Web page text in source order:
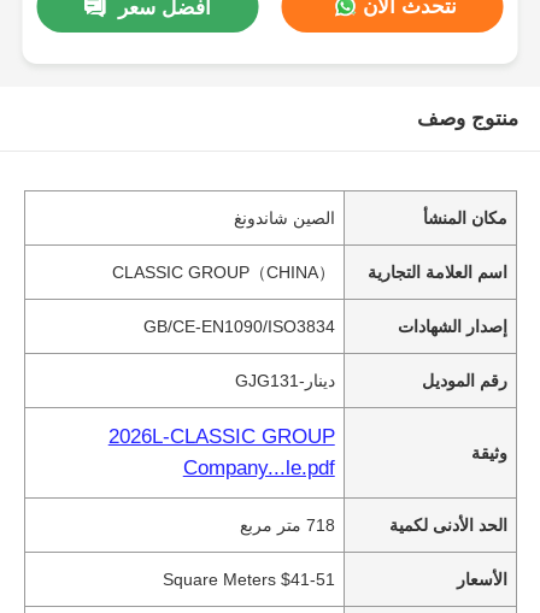
افضل سعر نتحدث الآن
منتوج وصف
مكان المنشأ الصين شاندونغ
اسم العلامة التجارية CLASSIC GROUP（CHINA）
إصدار الشهادات GB/CE-EN1090/ISO3834
رقم الموديل دينار-GJG131
وثيقة
2026L-CLASSIC GROUP
Company...le.pdf
الحد الأدنى لكمية 718 متر مربع
الأسعار $41-51 Square Meters